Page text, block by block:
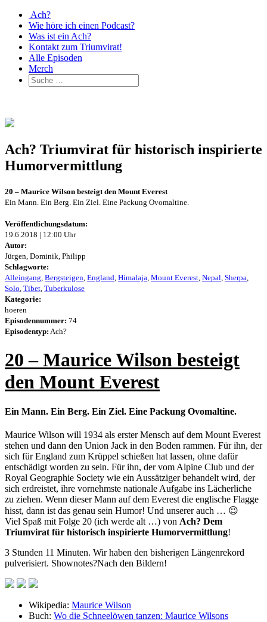
Ach?
Wie höre ich einen Podcast?
Was ist ein Ach?
Kontakt zum Triumvirat!
Alle Episoden
Merch
Ach? Triumvirat für historisch inspirierte
Humorvermittlung
20 – Maurice Wilson besteigt den Mount Everest
Ein Mann. Ein Berg. Ein Ziel. Eine Packung Ovomaltine.
Veröffentlichungsdatum:
19.6.2018 | 12:00 Uhr
Autor:
Jürgen, Dominik, Philipp
Schlagworte:
Alleingang Bergsteigen England Himalaja Mount Everest Nepal Sherpa
Solo Tibet Tuberkulose
Kategorie:
hoeren
Episodennummer: 74
Episodentyp: Ach?
20 – Maurice Wilson besteigt
den Mount Everest
Ein Mann. Ein Berg. Ein Ziel. Eine Packung Ovomaltine.
Maurice Wilson will 1934 als erster Mensch auf dem Mount Everest
stehen und dann den Union Jack in den Boden rammen. Für ihn, der
sich für England zum Krüppel schießen hat lassen, ohne dafür
entschädigt worden zu sein. Für ihn, der vom Alpine Club und der
Royal Geographie Society wie ein Aussätziger behandelt wird, der
sich erdreistet, ihre vornehmste nationale Aufgabe ins Lächerliche
zu ziehen. Wenn dieser Mann auf dem Everest die englische Flagge
hisst, dann ist das genau sein Humor! Und unserer auch … 😉
Viel Spaß mit Folge 20 (ich werde alt …) von Ach? Dem
Triumvirat für historisch inspirierte Humorvermittlung!
3 Stunden 11 Minuten. Wir haben den bisherigen Längenrekord
pulverisiert. Shownotes?Nach den Bildern!
Wikipedia: Maurice Wilson
Buch: Wo die Schneelöwen tanzen: Maurice Wilsons